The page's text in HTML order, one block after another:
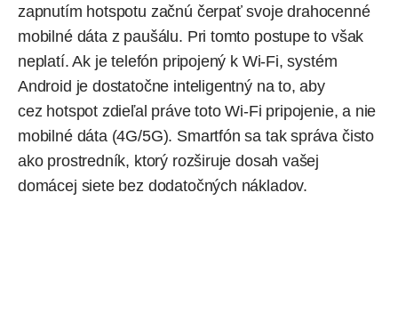
zapnutím hotspotu začnú čerpať svoje drahocenné
mobilné dáta z paušálu. Pri tomto postupe to však
neplatí. Ak je telefón pripojený k Wi-Fi, systém
Android je dostatočne inteligentný na to, aby
cez hotspot zdieľal práve toto Wi-Fi pripojenie, a nie
mobilné dáta (4G/5G). Smartfón sa tak správa čisto
ako prostredník, ktorý rozširuje dosah vašej
domácej siete bez dodatočných nákladov.